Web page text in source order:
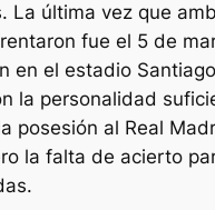
La última vez que
fue el 5 de
en el estadio Santiago
la personalidad
posesión al Real
la falta de acierto